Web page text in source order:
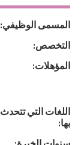
المسمى الوظيفي:
التخصص:
المؤهلات:
اللغات التي تتحدث
بها: